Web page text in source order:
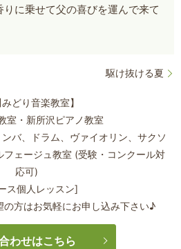
に乗せて父の喜びを運んで来て
駆け抜ける夏
みどり音楽教室】
室・新所沢ピアノ教室
バ、ドラム、ヴァイオリン、サクソ
フェージュ教室 (受験・コンクール対
応可)
ス個人レッスン]
の方はお気軽にお申し込み下さい♪
わせはこちら